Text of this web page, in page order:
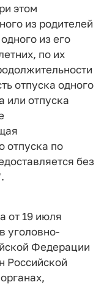
этом
из родителей
из его
по их
отпуска одного
или отпуска
отпуска по
без
от 19 июля
уголовно-
Федерации
Российской